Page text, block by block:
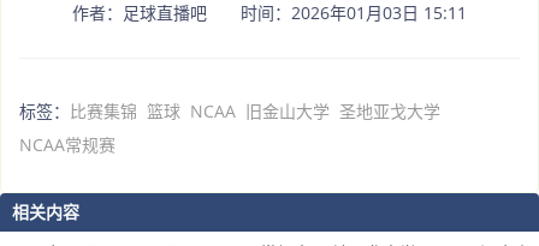
作者：足球直播吧 时间：2026年01月03日 15:11
标签： 比赛集锦 篮球 NCAA 旧金山大学 圣地亚戈大学
NCAA常规赛
相关内容